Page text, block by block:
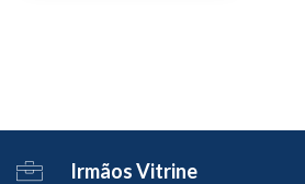
Irmãos Vitrine